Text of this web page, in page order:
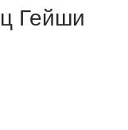
Гейши